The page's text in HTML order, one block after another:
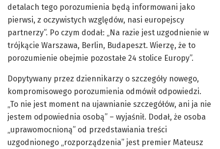
detalach tego porozumienia będą informowani jako
pierwsi, z oczywistych względów, nasi europejscy
partnerzy”. Po czym dodał: „Na razie jest uzgodnienie w
trójkącie Warszawa, Berlin, Budapeszt. Wierzę, że to
porozumienie obejmie pozostałe 24 stolice Europy”.
Dopytywany przez dziennikarzy o szczegóły nowego,
kompromisowego porozumienia odmówił odpowiedzi.
„To nie jest moment na ujawnianie szczegółów, ani ja nie
jestem odpowiednia osobą” – wyjaśnił. Dodał, że osoba
„uprawomocnioną” od przedstawiania treści
uzgodnionego „rozporządzenia” jest premier Mateusz